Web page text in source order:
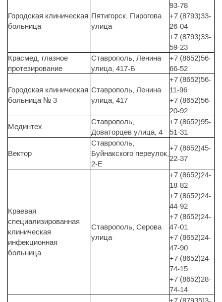
Городская клиническая
больница
Пятигорск, Пирогова
улица
93-78
+7 (8793)33-
26-04
+7 (8793)33-
59-23
Красмед, глазное
протезирование
Ставрополь, Ленина
улица, 417-Б
+7 (8652)56-
66-52
Городская клиническая
больница № 3
Ставрополь, Ленина
улица, 417
+7 (8652)56-
11-96
+7 (8652)56-
20-92
Мединтех
Ставрополь,
Доваторцев улица, 4
+7 (8652)95-
51-31
Вектор
Ставрополь,
Буйнакского переулок,
2-Е
+7 (8652)45-
22-37
Краевая
специализированная
клиническая
инфекционная
больница
Ставрополь, Серова
улица
+7 (8652)24-
18-82
+7 (8652)24-
44-92
+7 (8652)24-
47-01
+7 (8652)24-
47-90
+7 (8652)24-
74-15
+7 (8652)28-
74-14
+7 (87935)3-